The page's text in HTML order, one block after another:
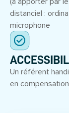
distanciel :
microphone
Un référent
en